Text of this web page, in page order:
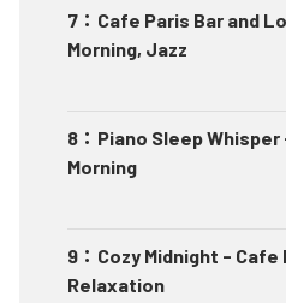
7 ： Cafe Paris Bar and
Morning, Jazz
8 ： Piano Sleep Whisper
Morning
9 ： Cozy Midnight - Cafe
Relaxation